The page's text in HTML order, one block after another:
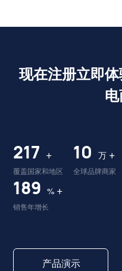
现在注册立即
224 +
覆盖国家和地区
10 万 +
全球品牌商家
195 % +
销售年增长
产品演示